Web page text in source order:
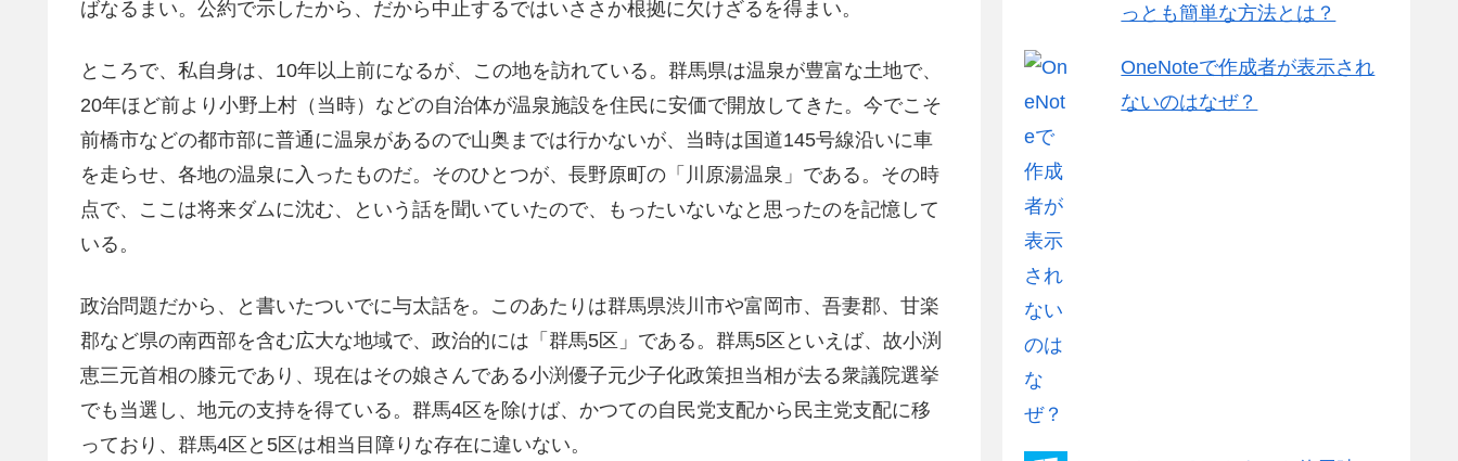
ばなるまい。公約で示したから、だから中止するではいささか根拠に欠けざるを得まい。
ところで、私自身は、10年以上前になるが、この地を訪れている。群馬県は温泉が豊富な土地で、
20年ほど前より小野上村（当時）などの自治体が温泉施設を住民に安価で開放してきた。今でこそ
前橋市などの都市部に普通に温泉があるので山奥までは行かないが、当時は国道145号線沿いに車
を走らせ、各地の温泉に入ったものだ。そのひとつが、長野原町の「川原湯温泉」である。その時
点で、ここは将来ダムに沈む、という話を聞いていたので、もったいないなと思ったのを記憶して
いる。
政治問題だから、と書いたついでに与太話を。このあたりは群馬県渋川市や富岡市、吾妻郡、甘楽
郡など県の南西部を含む広大な地域で、政治的には「群馬5区」である。群馬5区といえば、故小渕
恵三元首相の膝元であり、現在はその娘さんである小渕優子元少子化政策担当相が去る衆議院選挙
でも当選し、地元の支持を得ている。群馬4区を除けば、かつての自民党支配から民主党支配に移
っており、群馬4区と5区は相当目障りな存在に違いない。
っとも簡単な方法とは？
OneNoteで作成者が表示され
ないのはなぜ？